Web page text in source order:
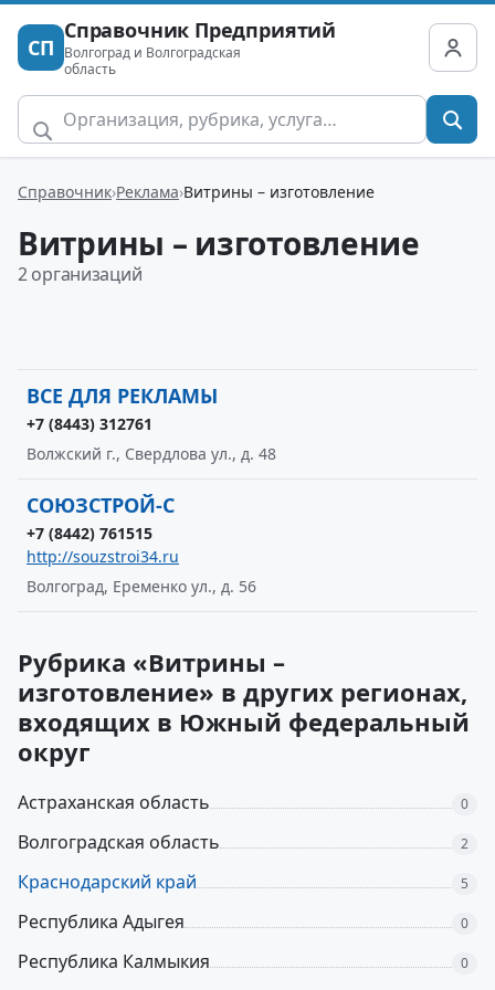
СП
Справочник Предприятий
Волгоград и Волгоградская
область
Справочник Реклама Витрины – изготовление
Витрины – изготовление
2 организаций
ВСЕ ДЛЯ РЕКЛАМЫ
+7 (8443) 312761
Волжский г., Свердлова ул., д. 48
СОЮЗСТРОЙ-С
+7 (8442) 761515
http://souzstroi34.ru
Волгоград, Еременко ул., д. 56
Рубрика «Витрины –
изготовление» в других регионах,
входящих в Южный федеральный
округ
Астраханская область 0
Волгоградская область 2
Краснодарский край 5
Республика Адыгея 0
Республика Калмыкия 0